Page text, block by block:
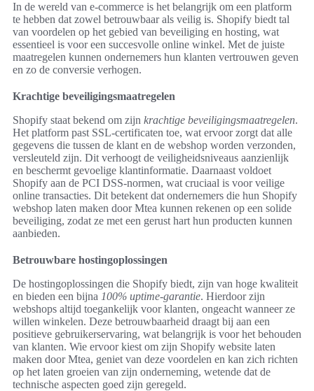
In de wereld van e-commerce is het belangrijk om een platform
te hebben dat zowel betrouwbaar als veilig is. Shopify biedt tal
van voordelen op het gebied van beveiliging en hosting, wat
essentieel is voor een succesvolle online winkel. Met de juiste
maatregelen kunnen ondernemers hun klanten vertrouwen geven
en zo de conversie verhogen.
Krachtige beveiligingsmaatregelen
Shopify staat bekend om zijn krachtige beveiligingsmaatregelen.
Het platform past SSL-certificaten toe, wat ervoor zorgt dat alle
gegevens die tussen de klant en de webshop worden verzonden,
versleuteld zijn. Dit verhoogt de veiligheidsniveaus aanzienlijk
en beschermt gevoelige klantinformatie. Daarnaast voldoet
Shopify aan de PCI DSS-normen, wat cruciaal is voor veilige
online transacties. Dit betekent dat ondernemers die hun Shopify
webshop laten maken door Mtea kunnen rekenen op een solide
beveiliging, zodat ze met een gerust hart hun producten kunnen
aanbieden.
Betrouwbare hostingoplossingen
De hostingoplossingen die Shopify biedt, zijn van hoge kwaliteit
en bieden een bijna 100% uptime-garantie. Hierdoor zijn
webshops altijd toegankelijk voor klanten, ongeacht wanneer ze
willen winkelen. Deze betrouwbaarheid draagt bij aan een
positieve gebruikerservaring, wat belangrijk is voor het behouden
van klanten. Wie ervoor kiest om zijn Shopify website laten
maken door Mtea, geniet van deze voordelen en kan zich richten
op het laten groeien van zijn onderneming, wetende dat de
technische aspecten goed zijn geregeld.